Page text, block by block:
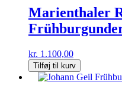
Marienthaler
kr. 1.100,00
Tilføj til kurv